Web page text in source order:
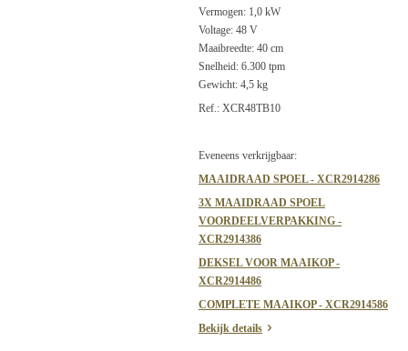
Vermogen: 1,0 kW
Voltage: 48 V
Maaibreedte: 40 cm
Snelheid: 6.300 tpm
Gewicht: 4,5 kg
Ref.: XCR48TB10
Eveneens verkrijgbaar:
MAAIDRAAD SPOEL - XCR2914286
3X MAAIDRAAD SPOEL
VOORDEELVERPAKKING -
XCR2914386
DEKSEL VOOR MAAIKOP -
XCR2914486
COMPLETE MAAIKOP - XCR2914586
Bekijk details